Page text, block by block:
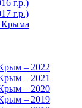
г.р.)
г.р.)
– 2022
– 2021
– 2020
– 2019